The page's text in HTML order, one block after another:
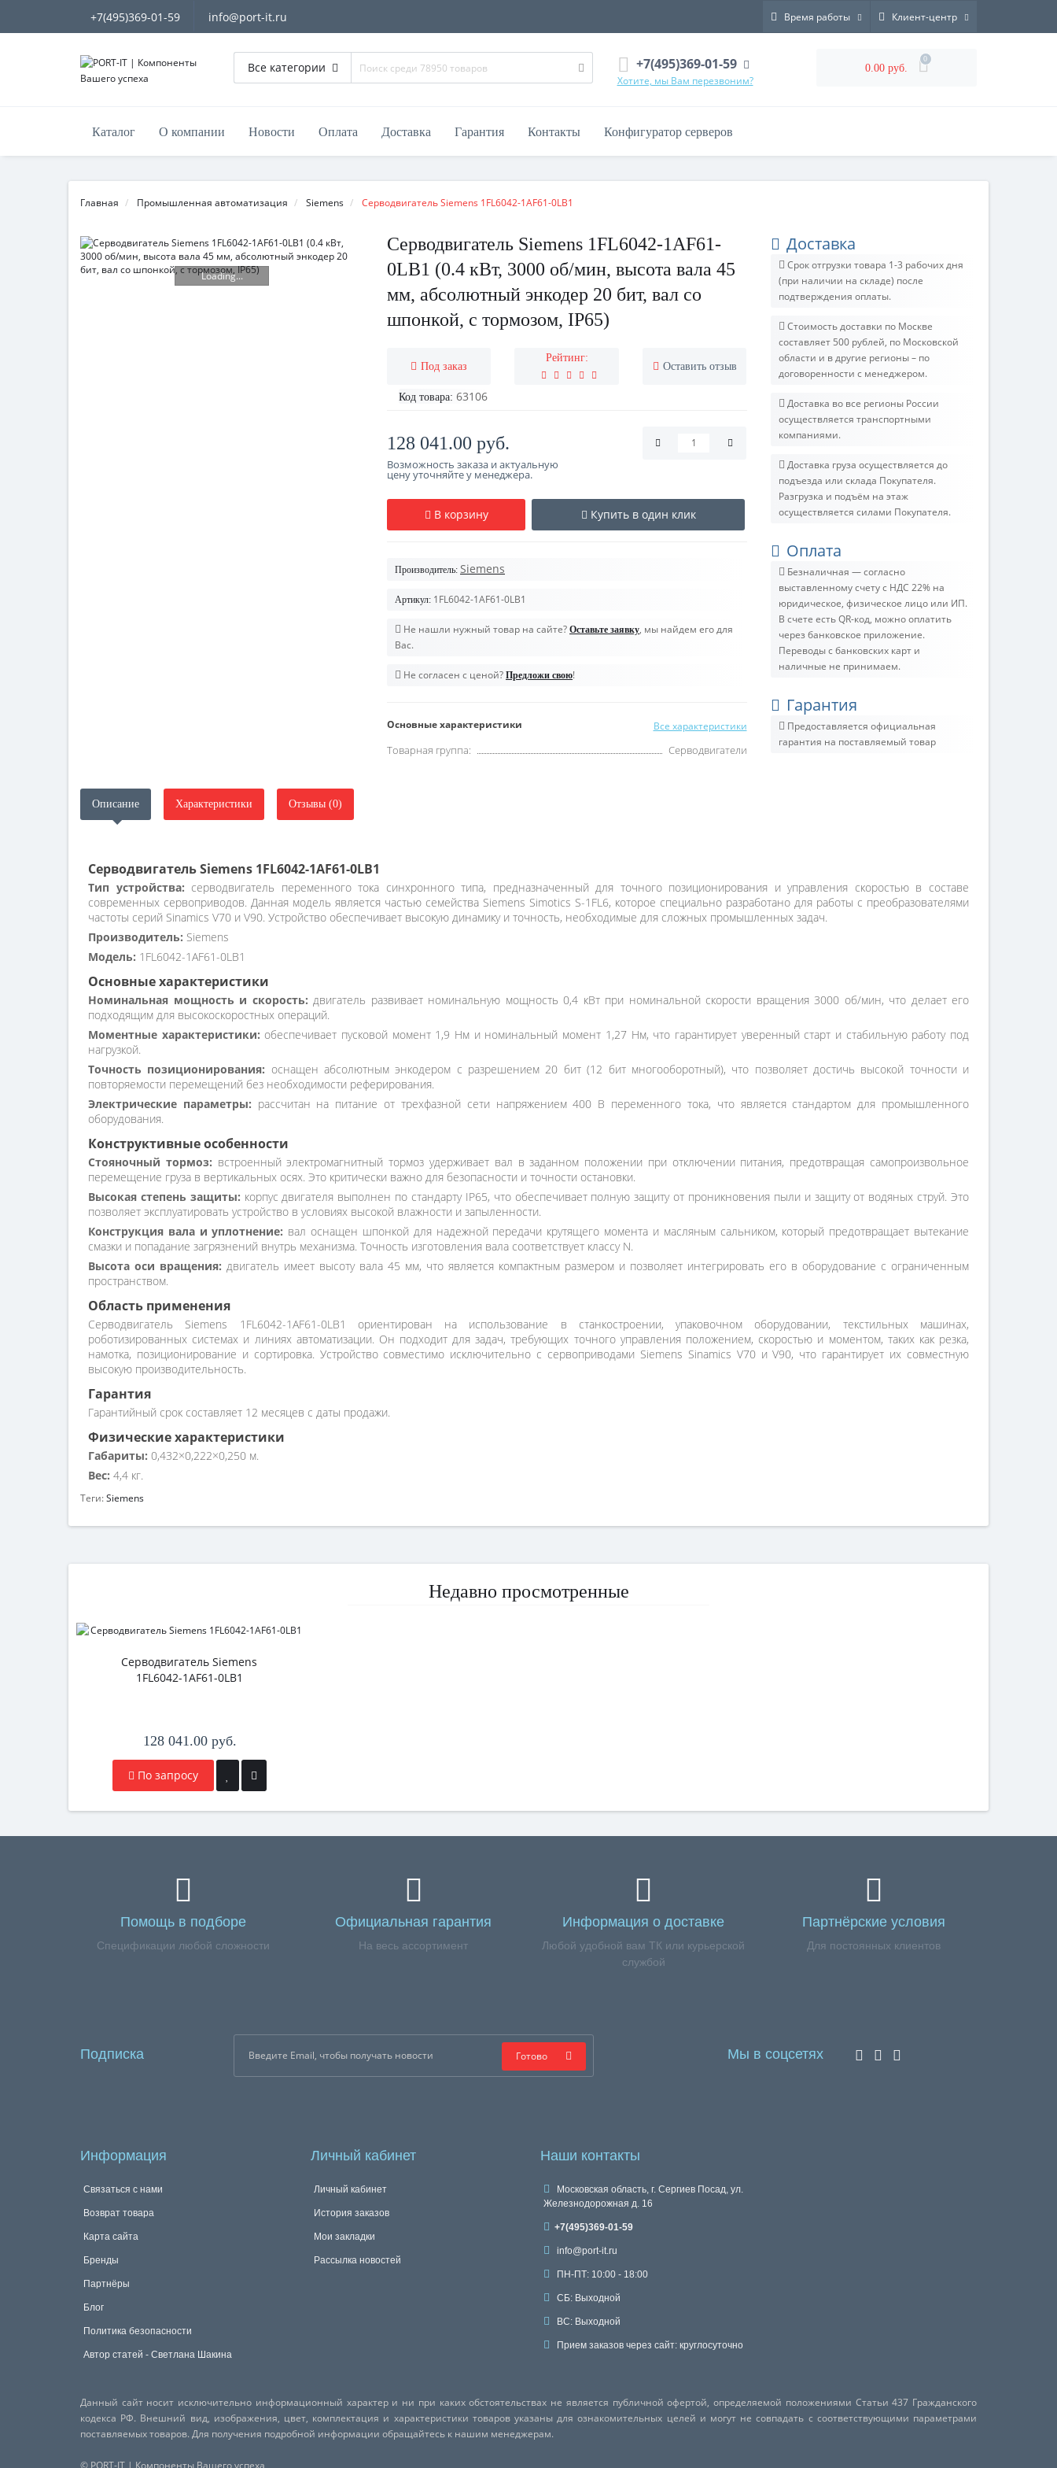
+7(495)369-01-59 info@port-it.ru Время работы Клиент-центр
Все категории +7(495)369-01-59
Хотите, мы Вам перезвоним?
0.00 руб.
0
Каталог О компании Новости Оплата Доставка Гарантия Контакты Конфигуратор серверов
Главная Промышленная автоматизация Siemens Серводвигатель Siemens 1FL6042-1AF61-0LB1
Loading...
Серводвигатель Siemens 1FL6042-1AF61-
0LB1 (0.4 кВт, 3000 об/мин, высота вала 45
мм, абсолютный энкодер 20 бит, вал со
шпонкой, с тормозом, IP65)
Под заказ
Рейтинг:
Оставить отзыв
Код товара: 63106
128 041.00 руб.
Возможность заказа и актуальную
цену уточняйте у менеджера.
В корзину Купить в один клик
Производитель: Siemens
Артикул: 1FL6042-1AF61-0LB1
Не нашли нужный товар на сайте? Оставьте заявку, мы найдем его для
Вас.
Не согласен с ценой? Предложи свою!
Основные характеристики Все характеристики
Товарная группа: Серводвигатели
Доставка
Срок отгрузки товара 1-3 рабочих дня
(при наличии на складе) после
подтверждения оплаты.
Стоимость доставки по Москве
составляет 500 рублей, по Московской
области и в другие регионы – по
договоренности с менеджером.
Доставка во все регионы России
осуществляется транспортными
компаниями.
Доставка груза осуществляется до
подъезда или склада Покупателя.
Разгрузка и подъём на этаж
осуществляется силами Покупателя.
Оплата
Безналичная — согласно
выставленному счету c НДС 22% на
юридическое, физическое лицо или ИП.
В счете есть QR-код, можно оплатить
через банковское приложение.
Переводы с банковских карт и
наличные не принимаем.
Гарантия
Предоставляется официальная
гарантия на поставляемый товар
Описание Характеристики Отзывы (0)
Серводвигатель Siemens 1FL6042-1AF61-0LB1
Тип устройства: серводвигатель переменного тока синхронного типа, предназначенный для точного позиционирования и управления скоростью в составе
современных сервоприводов. Данная модель является частью семейства Siemens Simotics S-1FL6, которое специально разработано для работы с преобразователями
частоты серий Sinamics V70 и V90. Устройство обеспечивает высокую динамику и точность, необходимые для сложных промышленных задач.
Производитель: Siemens
Модель: 1FL6042-1AF61-0LB1
Основные характеристики
Номинальная мощность и скорость: двигатель развивает номинальную мощность 0,4 кВт при номинальной скорости вращения 3000 об/мин, что делает его
подходящим для высокоскоростных операций.
Моментные характеристики: обеспечивает пусковой момент 1,9 Нм и номинальный момент 1,27 Нм, что гарантирует уверенный старт и стабильную работу под
нагрузкой.
Точность позиционирования: оснащен абсолютным энкодером с разрешением 20 бит (12 бит многооборотный), что позволяет достичь высокой точности и
повторяемости перемещений без необходимости реферирования.
Электрические параметры: рассчитан на питание от трехфазной сети напряжением 400 В переменного тока, что является стандартом для промышленного
оборудования.
Конструктивные особенности
Стояночный тормоз: встроенный электромагнитный тормоз удерживает вал в заданном положении при отключении питания, предотвращая самопроизвольное
перемещение груза в вертикальных осях. Это критически важно для безопасности и точности остановки.
Высокая степень защиты: корпус двигателя выполнен по стандарту IP65, что обеспечивает полную защиту от проникновения пыли и защиту от водяных струй. Это
позволяет эксплуатировать устройство в условиях высокой влажности и запыленности.
Конструкция вала и уплотнение: вал оснащен шпонкой для надежной передачи крутящего момента и масляным сальником, который предотвращает вытекание
смазки и попадание загрязнений внутрь механизма. Точность изготовления вала соответствует классу N.
Высота оси вращения: двигатель имеет высоту вала 45 мм, что является компактным размером и позволяет интегрировать его в оборудование с ограниченным
пространством.
Область применения
Серводвигатель Siemens 1FL6042-1AF61-0LB1 ориентирован на использование в станкостроении, упаковочном оборудовании, текстильных машинах,
роботизированных системах и линиях автоматизации. Он подходит для задач, требующих точного управления положением, скоростью и моментом, таких как резка,
намотка, позиционирование и сортировка. Устройство совместимо исключительно с сервоприводами Siemens Sinamics V70 и V90, что гарантирует их совместную
высокую производительность.
Гарантия
Гарантийный срок составляет 12 месяцев с даты продажи.
Физические характеристики
Габариты: 0,432×0,222×0,250 м.
Вес: 4,4 кг.
Теги:Siemens
Недавно просмотренные
Серводвигатель Siemens
1FL6042-1AF61-0LB1
128 041.00 руб.
По запросу
Помощь в подборе
Спецификации любой сложности
Официальная гарантия
На весь ассортимент
Информация о доставке
Любой удобной вам ТК или курьерской
службой
Партнёрские условия
Для постоянных клиентов
Подписка Готово Мы в соцсетях
Информация
Связаться с нами
Возврат товара
Карта сайта
Бренды
Партнёры
Блог
Политика безопасности
Автор статей - Светлана Шакина
Личный кабинет
Личный кабинет
История заказов
Мои закладки
Рассылка новостей
Наши контакты
Московская область, г. Сергиев Посад, ул.
Железнодорожная д. 16
+7(495)369-01-59
info@port-it.ru
ПН-ПТ: 10:00 - 18:00
СБ: Выходной
ВС: Выходной
Прием заказов через сайт: круглосуточно
Данный сайт носит исключительно информационный характер и ни при каких обстоятельствах не является публичной офертой, определяемой положениями Статьи 437 Гражданского
кодекса РФ. Внешний вид, изображения, цвет, комплектация и характеристики товаров указаны для ознакомительных целей и могут не совпадать с соответствующими параметрами
поставляемых товаров. Для получения подробной информации обращайтесь к нашим менеджерам.
© PORT-IT | Компоненты Вашего успеха